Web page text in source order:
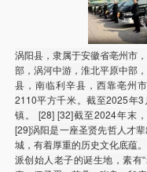
涡阳县，隶属于安徽省亳州市
部，涡河中游，淮北平原中部
县，南临利辛县，西靠亳州
2110平方千米。截至2025年
镇。 [28] [32]截至2024年末
[29]涡阳是一座圣贤先哲人才
城，有着厚重的历史文化底蕴
派创始人老子的诞生地，素有